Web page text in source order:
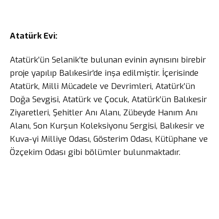
Atatürk Evi:
Atatürk’ün Selanik’te bulunan evinin aynısını birebir
proje yapılıp Balıkesir’de inşa edilmiştir. İçerisinde
Atatürk, Milli Mücadele ve Devrimleri, Atatürk’ün
Doğa Sevgisi, Atatürk ve Çocuk, Atatürk’ün Balıkesir
Ziyaretleri, Şehitler Anı Alanı, Zübeyde Hanım Anı
Alanı, Son Kurşun Koleksiyonu Sergisi, Balıkesir ve
Kuva-yi Milliye Odası, Gösterim Odası, Kütüphane ve
Özçekim Odası gibi bölümler bulunmaktadır.